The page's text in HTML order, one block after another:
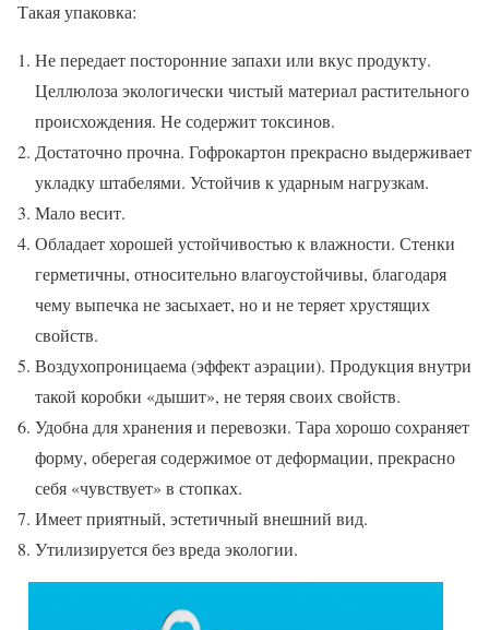
Такая упаковка:
Не передает посторонние запахи или вкус продукту.
Целлюлоза экологически чистый материал растительного
происхождения. Не содержит токсинов.
Достаточно прочна. Гофрокартон прекрасно выдерживает
укладку штабелями. Устойчив к ударным нагрузкам.
Мало весит.
Обладает хорошей устойчивостью к влажности. Стенки
герметичны, относительно влагоустойчивы, благодаря
чему выпечка не засыхает, но и не теряет хрустящих
свойств.
Воздухопроницаема (эффект аэрации). Продукция внутри
такой коробки «дышит», не теряя своих свойств.
Удобна для хранения и перевозки. Тара хорошо сохраняет
форму, оберегая содержимое от деформации, прекрасно
себя «чувствует» в стопках.
Имеет приятный, эстетичный внешний вид.
Утилизируется без вреда экологии.